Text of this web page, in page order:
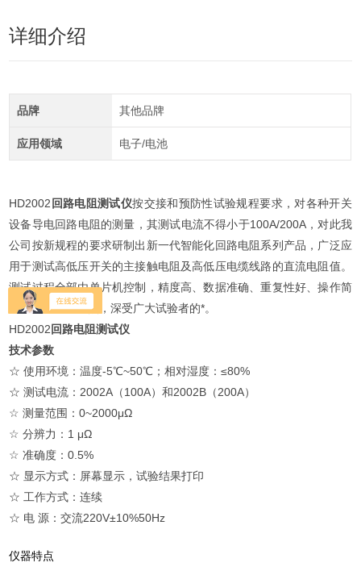
详细介绍
品牌 其他品牌
应用领域 电子/电池
HD2002 回路电阻测试仪按交接和预防性试验规程要求，对各种开关
设备导电回路电阻的测量，其测试电流不得小于100A/200A，对此我
公司按新规程的要求研制出新一代智能化回路电阻系列产品，广泛应
用于测试高低压开关的主接触电阻及高低压电缆线路的直流电阻值。
测试过程全部由单片机控制，精度高、数据准确、重复性好、操作简
单、体积小等优点，深受广大试验者的*。
HD2002回路电阻测试仪
技术参数
☆ 使用环境：温度-5℃~50℃；相对湿度：≤80%
☆ 测试电流：2002A（100A）和2002B（200A）
☆ 测量范围：0~2000μΩ
☆ 分辨力：1 μΩ
☆ 准确度：0.5%
☆ 显示方式：屏幕显示，试验结果打印
☆ 工作方式：连续
☆ 电 源：交流220V±10%50Hz
仪器特点